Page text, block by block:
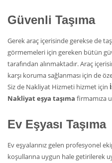
Güvenli Taşıma
Gerek araç içerisinde gerekse de
görmemeleri için gereken bütün
tarafından alınmaktadır. Araç
karşı koruma sağlanması için de
Siz de Nakliyat Hizmeti hizmet için
Nakliyat eşya taşıma firmamıza
Ev Eşyası Taşıma
Ev eşyalarınız gelen profesyonel
koşullarına uygun hale getirilerek